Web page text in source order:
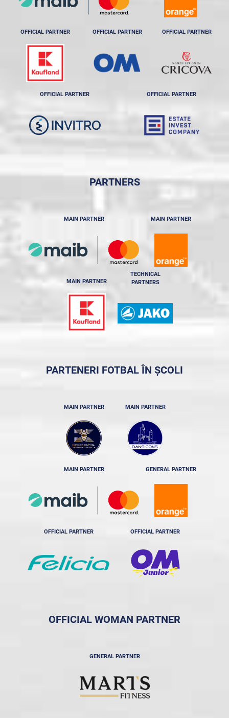
OFFICIAL PARTNER OFFICIAL PARTNER OFFICIAL PARTNER
OFFICIAL PARTNER OFFICIAL PARTNER
PARTNERS
MAIN PARTNER MAIN PARTNER
MAIN PARTNER
TECHNICAL
PARTNERS
PARTENERI FOTBAL ÎN ȘCOLI
MAIN PARTNER MAIN PARTNER
MAIN PARTNER GENERAL PARTNER
OFFICIAL PARTNER OFFICIAL PARTNER
OFFICIAL WOMAN PARTNER
GENERAL PARTNER